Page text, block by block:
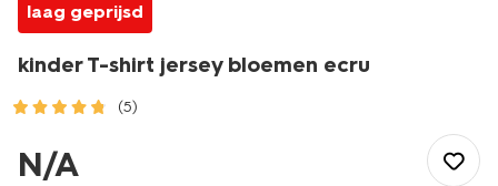
laag geprijsd
kinder T-shirt jersey bloemen ecru
(5)
tops-
shirts-
N/A